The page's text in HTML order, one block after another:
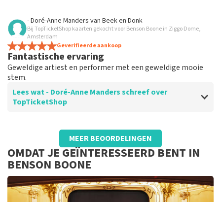
Beoordeling van Anoniem over TopTicketShop
Goed
- Doré-Anne Manders van Beek en Donk
Bij TopTicketShop kaarten gekocht voor Benson Boone in Ziggo Dome,
Amsterdam
Geverifieerde aankoop
Fantastische ervaring
Geweldige artiest en performer met een geweldige mooie
stem.
Lees wat - Doré-Anne Manders schreef over
TopTicketShop
Beoordeling van - Doré-Anne Manders overTopTicketShop
Top!!!
Goede service, alles perfect georganiseerd
MEER BEOORDELINGEN
OMDAT JE GEÏNTERESSEERD BENT IN
BENSON BOONE